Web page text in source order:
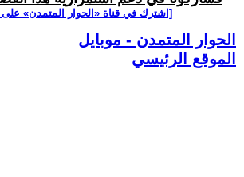
[اشترك في قناة ‫«الحوار المتمدن» على
الحوار المتمدن - موبايل
الموقع الرئيسي